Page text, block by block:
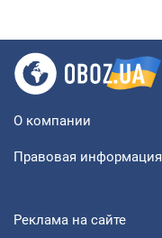
О компании
Правовая информация
Реклама на сайте